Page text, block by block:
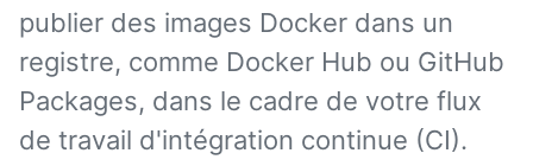
publier des images Docker dans un
registre, comme Docker Hub ou GitHub
Packages, dans le cadre de votre flux
de travail d'intégration continue (CI).